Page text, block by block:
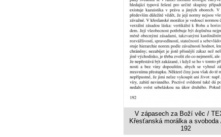
V zápasech za Boží věc /
Křesťanská morálka a svoboda
192